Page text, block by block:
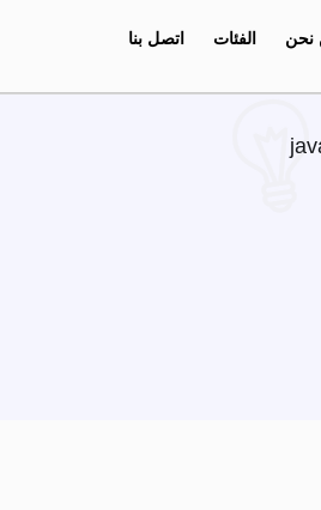
نحن الفئات اتصل بنا